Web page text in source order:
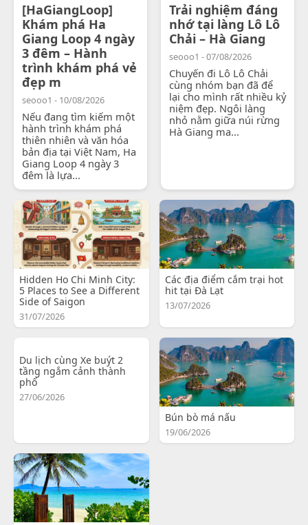
[HaGiangLoop]
Khám phá Ha
Giang Loop 4 ngày
3 đêm – Hành
trình khám phá vẻ
đẹp m
seooo1 - 10/08/2026
Nếu đang tìm kiếm một
hành trình khám phá
thiên nhiên và văn hóa
bản địa tại Việt Nam, Ha
Giang Loop 4 ngày 3
đêm là lựa...
Trải nghiệm đáng
nhớ tại làng Lô Lô
Chải – Hà Giang
seooo1 - 07/08/2026
Chuyến đi Lô Lô Chải
cùng nhóm bạn đã để
lại cho mình rất nhiều kỷ
niệm đẹp. Ngôi làng
nhỏ nằm giữa núi rừng
Hà Giang ma...
Hidden Ho Chi Minh City:
5 Places to See a Different
Side of Saigon
31/07/2026
Các địa điểm cắm trại hot
hit tại Đà Lạt
13/07/2026
Du lịch cùng Xe buýt 2
tầng ngắm cảnh thành
phố
27/06/2026
Bún bò má nấu
19/06/2026